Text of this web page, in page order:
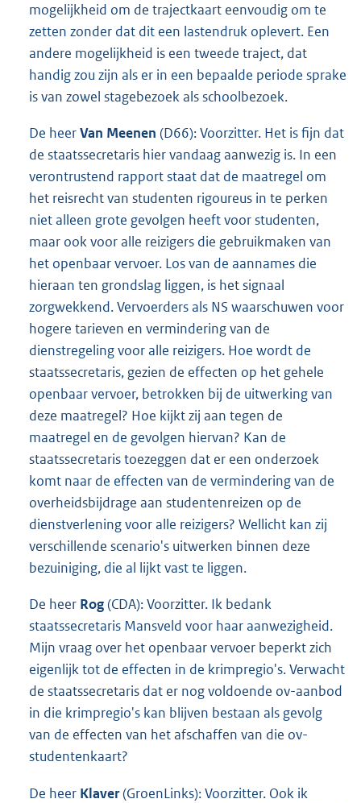
mogelijkheid om de trajectkaart eenvoudig om te
zetten zonder dat dit een lastendruk oplevert. Een
andere mogelijkheid is een tweede traject, dat
handig zou zijn als er in een bepaalde periode sprake
is van zowel stagebezoek als schoolbezoek.
De heerVan Meenen (D66): Voorzitter. Het is fijn dat
de staatssecretaris hier vandaag aanwezig is. In een
verontrustend rapport staat dat de maatregel om
het reisrecht van studenten rigoureus in te perken
niet alleen grote gevolgen heeft voor studenten,
maar ook voor alle reizigers die gebruikmaken van
het openbaar vervoer. Los van de aannames die
hieraan ten grondslag liggen, is het signaal
zorgwekkend. Vervoerders als NS waarschuwen voor
hogere tarieven en vermindering van de
dienstregeling voor alle reizigers. Hoe wordt de
staatssecretaris, gezien de effecten op het gehele
openbaar vervoer, betrokken bij de uitwerking van
deze maatregel? Hoe kijkt zij aan tegen de
maatregel en de gevolgen hiervan? Kan de
staatssecretaris toezeggen dat er een onderzoek
komt naar de effecten van de vermindering van de
overheidsbijdrage aan studentenreizen op de
dienstverlening voor alle reizigers? Wellicht kan zij
verschillende scenario's uitwerken binnen deze
bezuiniging, die al lijkt vast te liggen.
De heer Rog(CDA): Voorzitter. Ik bedank
staatssecretaris Mansveld voor haar aanwezigheid.
Mijn vraag over het openbaar vervoer beperkt zich
eigenlijk tot de effecten in de krimpregio's. Verwacht
de staatssecretaris dat er nog voldoende ov-aanbod
in die krimpregio's kan blijven bestaan als gevolg
van de effecten van het afschaffen van die ov-
studentenkaart?
De heer Klaver(GroenLinks): Voorzitter. Ook ik